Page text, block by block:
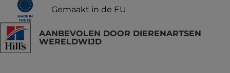
Gemaakt in de EU
AANBEVOLEN DOOR DIERENARTSEN
WERELDWIJD